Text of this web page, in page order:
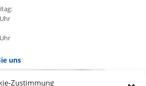
Zustimmung
uns
GOOGLE MAPS: